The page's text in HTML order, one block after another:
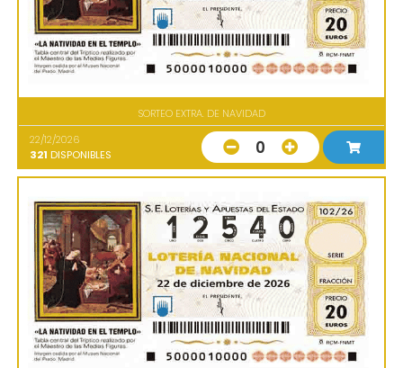
SORTEO EXTRA. DE NAVIDAD
22/12/2026
321 DISPONIBLES 0